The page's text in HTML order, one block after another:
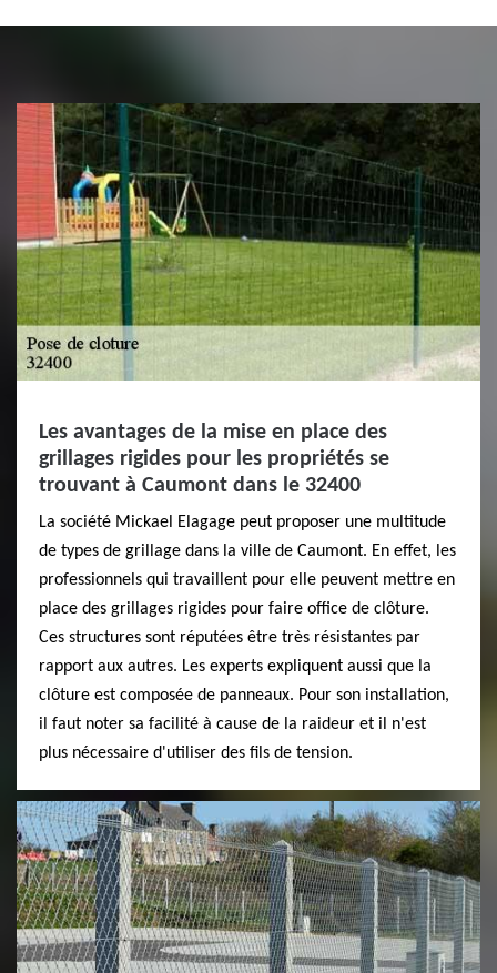
Les avantages de la mise en place des
grillages rigides pour les propriétés se
trouvant à Caumont dans le 32400
La société Mickael Elagage peut proposer une multitude
de types de grillage dans la ville de Caumont. En effet, les
professionnels qui travaillent pour elle peuvent mettre en
place des grillages rigides pour faire office de clôture.
Ces structures sont réputées être très résistantes par
rapport aux autres. Les experts expliquent aussi que la
clôture est composée de panneaux. Pour son installation,
il faut noter sa facilité à cause de la raideur et il n'est
plus nécessaire d'utiliser des fils de tension.